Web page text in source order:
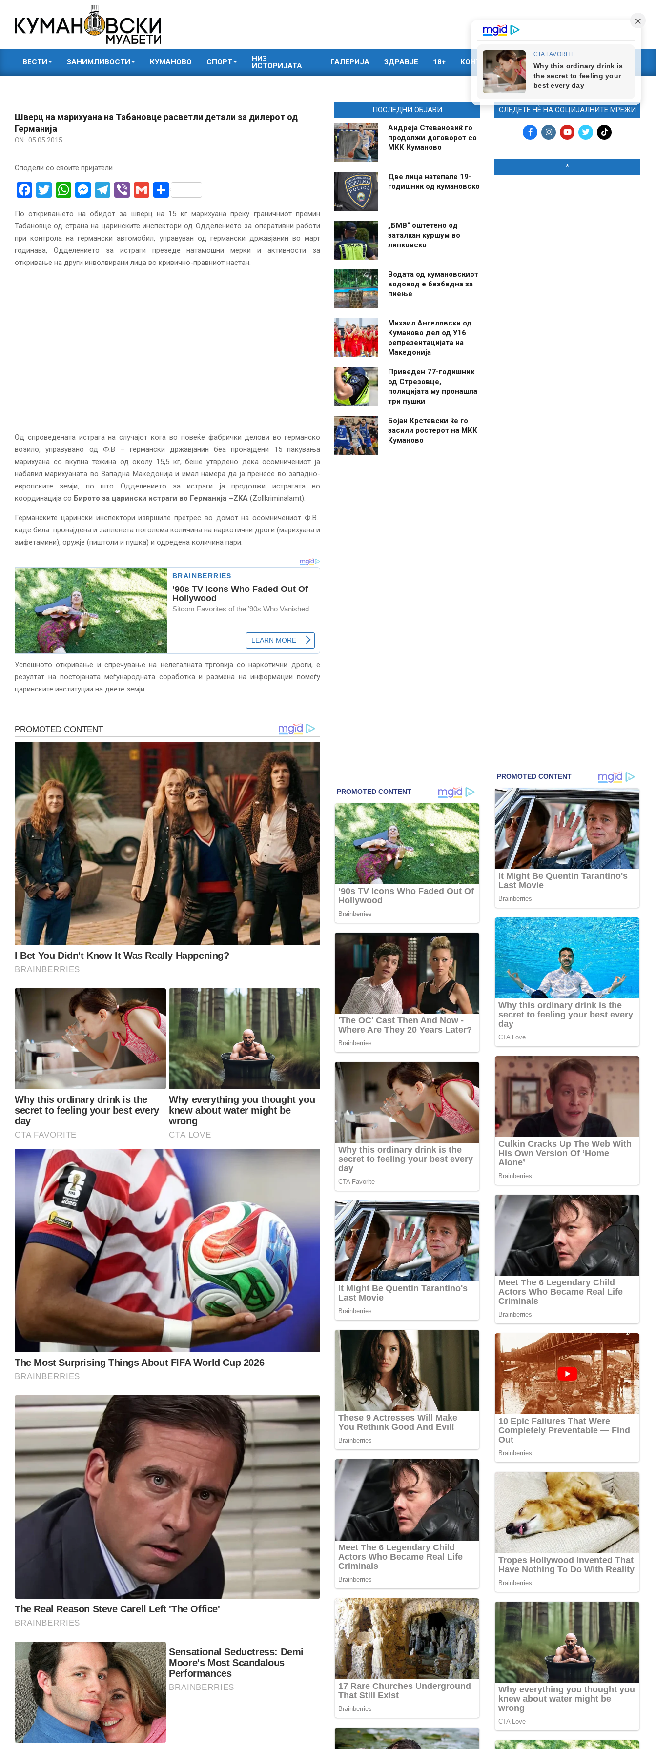
content
КУМАНОВСКИ
МУАБЕТИ
ВЕСТИ ЗАНИМЛИВОСТИ КУМАНОВО СПОРТ
НИЗ
ИСТОРИЈАТА
ГАЛЕРИЈА ЗДРАВЈЕ 18+ КОНТАКТ МАРКЕТИНГ
Шверц на марихуана на Табановце расветли детали за дилерот од
Германија
ON: 05.05.2015
Сподели со своите пријатели
Facebook
Twitter
WhatsApp
Messenger
Telegram
ViberGmailShare
По откривањето на обидот за шверц на 15 кг марихуана преку граничниот премин
Табановце од страна на царинските инспектори од Одделението за оперативни работи
при контрола на германски автомобил, управуван од германски државјанин во март
годинава, Одделението за истраги презеде натамошни мерки и активности за
откривање на други инволвирани лица во кривично-правниот настан.
Од спроведената истрага на случајот кога во повеќе фабрички делови во германско
возило, управувано од Ф.В – германски државјанин беа пронајдени 15 пакувања
марихуана со вкупна тежина од околу 15,5 кг, беше утврдено дека осомничениот ја
набавил марихуаната во Западна Македонија и имал намера да ја пренесе во западно-
европските земји, по што Одделението за истраги ја продолжи истрагата во
координација со Бирото за царински истраги во Германија –ZKА (Zollkriminalamt).
Германските царински инспектори извршиле претрес во домот на осомничениот Ф.В.
каде била пронајдена и запленета поголема количина на наркотични дроги (марихуана и
амфетамини), оружје (пиштоли и пушка) и одредена количина пaри.
Успешното откривање и спречување на нелегалната трговија со наркотични дроги, е
резултат на постојаната меѓународната соработка и размена на информации помеѓу
царинските институции на двете земји.
ПОСЛЕДНИ ОБЈАВИ
Андреја Стевановиќ го
продолжи договорот со
МКК Куманово
Две лица натепале 19-
годишник од кумановско
„БМВ“ оштетено од
заталкан куршум во
липковско
Водата од кумановскиот
водовод е безбедна за
пиење
Михаил Ангеловски од
Куманово дел од У16
репрезентацијата на
Македонија
Приведен 77-годишник
од Стрезовце,
полицијата му пронашла
три пушки
Бојан Крстевски ќе го
засили ростерот на МКК
Куманово
СЛЕДЕТЕ НЀ НА СОЦИЈАЛНИТЕ МРЕЖИ
*